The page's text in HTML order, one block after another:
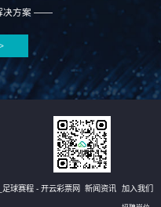
决方案 ——
球赛程 - 开云彩票网 新闻资讯 加入我们